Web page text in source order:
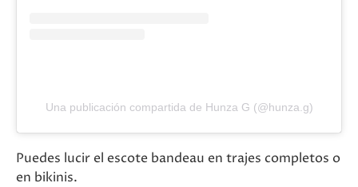
Una publicación compartida de Hunza G (@hunza.g)
Puedes lucir el escote bandeau en trajes completos o
en bikinis.